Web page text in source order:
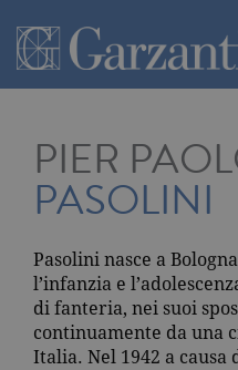
PIER
PASOLINI
Pasolini nasce a
l’infanzia e
di fanteria, nei suoi
continuamente da una
Italia. Nel 1942 a